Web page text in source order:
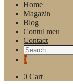
Home
Magazin
Blog
Contul meu
Contact
0
0 Cart